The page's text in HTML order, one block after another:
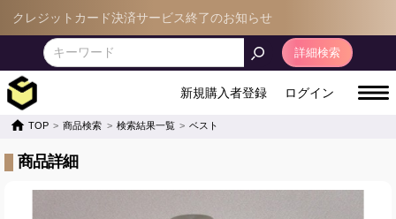
ジットカード決済サービス終了のお知らせ
詳細検索
新規購入者登録 ログイン
TOP 商品検索 検索結果一覧 ベスト
商品詳細